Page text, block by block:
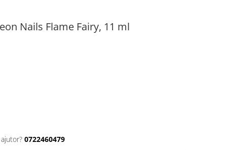
Nails Flame Fairy, 11 ml
0722460479